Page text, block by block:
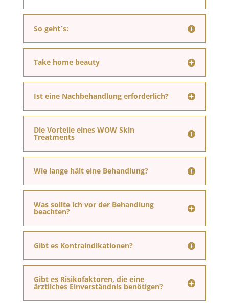
So geht´s:
Take home beauty
Ist eine Nachbehandlung erforderlich?
Die Vorteile eines WOW Skin
Treatments
Wie lange hält eine Behandlung?
Was sollte ich vor der Behandlung
beachten?
Gibt es Kontraindikationen?
Gibt es Risikofaktoren, die eine
ärztliches Einverständnis benötigen?